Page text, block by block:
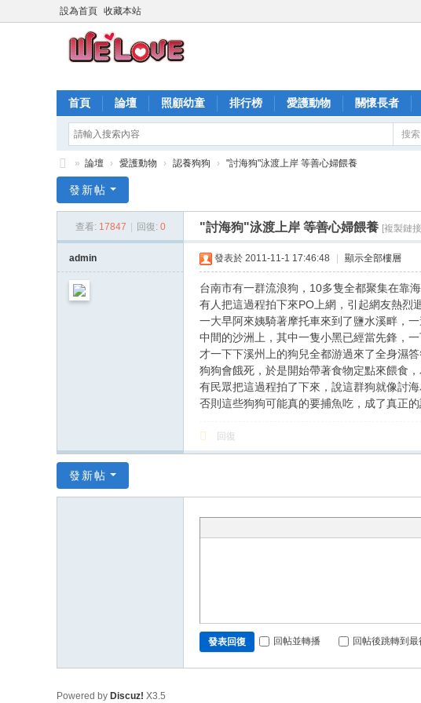
設為首頁 收藏本站
首頁 論壇 照顧幼童 排行榜 愛護動物 關懷長者
搜索
心
» 論壇 › 愛護動物 › 認養狗狗 › "討海狗"泳渡上岸 等善心婦餵養
發新帖
查看: 17847 回復: 0 "討海狗"泳渡上岸 等善心婦餵養 [複製鏈
admin 發表於 2011-11-1 17:46:48 顯示全部樓層
台南市有一群流浪狗，10多隻全都聚集在靠
有人把這過程拍下來PO上網，引起網友熱烈
一大早阿來姨騎著摩托車來到了鹽水溪畔，
中間的沙洲上，其中一隻小黑已經當先鋒，
才一下下溪州上的狗兒全都游過來了全身濕
狗狗會餓死，於是開始帶著食物定點來餵食
有民眾把這過程拍了下來，說這群狗就像討
否則這些狗狗可能真的要捕魚吃，成了真正的
回復
發新帖
發表回復 回帖並轉播 回帖後跳轉到
Powered by Discuz! X3.5